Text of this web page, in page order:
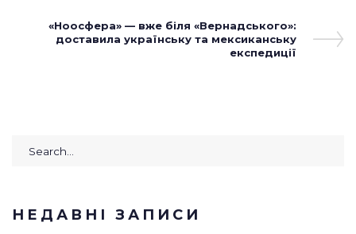
Next
Post
«Ноосфера» — вже біля «Вернадського»:
доставила українську та мексиканську
експедиції
НЕДАВНІ ЗАПИСИ